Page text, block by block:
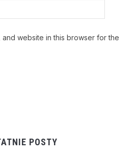
and website in this browser for the
POSTY